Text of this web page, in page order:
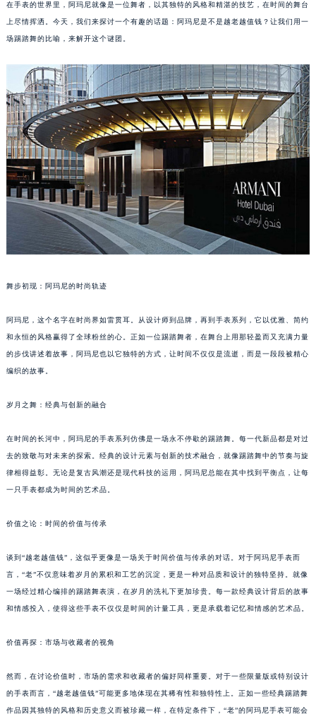
在手表的世界里，阿玛尼就像是一位舞者，以其独特的风格和精湛的技艺，在时间的舞台
上尽情挥洒。今天，我们来探讨一个有趣的话题：阿玛尼是不是越老越值钱？让我们用一
场踢踏舞的比喻，来解开这个谜团。
舞步初现：阿玛尼的时尚轨迹
阿玛尼，这个名字在时尚界如雷贯耳。从设计师到品牌，再到手表系列，它以优雅、简约
和永恒的风格赢得了全球粉丝的心。正如一位踢踏舞者，在舞台上用那轻盈而又充满力量
的步伐讲述着故事，阿玛尼也以它独特的方式，让时间不仅仅是流逝，而是一段段被精心
编织的故事。
岁月之舞：经典与创新的融合
在时间的长河中，阿玛尼的手表系列仿佛是一场永不停歇的踢踏舞。每一代新品都是对过
去的致敬与对未来的探索。经典的设计元素与创新的技术融合，就像踢踏舞中的节奏与旋
律相得益彰。无论是复古风潮还是现代科技的运用，阿玛尼总能在其中找到平衡点，让每
一只手表都成为时间的艺术品。
价值之论：时间的价值与传承
谈到“越老越值钱”，这似乎更像是一场关于时间价值与传承的对话。对于阿玛尼手表而
言，“老”不仅意味着岁月的累积和工艺的沉淀，更是一种对品质和设计的独特坚持。就像
一场经过精心编排的踢踏舞表演，在岁月的洗礼下更加珍贵。每一款经典设计背后的故事
和情感投入，使得这些手表不仅仅是时间的计量工具，更是承载着记忆和情感的艺术品。
价值再探：市场与收藏者的视角
然而，在讨论价值时，市场的需求和收藏者的偏好同样重要。对于一些限量版或特别设计
的手表而言，“越老越值钱”可能更多地体现在其稀有性和独特性上。正如一些经典踢踏舞
作品因其独特的风格和历史意义而被珍藏一样，在特定条件下，“老”的阿玛尼手表可能会